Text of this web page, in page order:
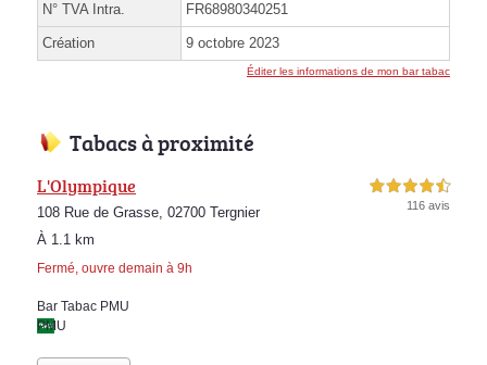
N° TVA Intra. FR68980340251
Création 9 octobre 2023
Éditer les informations de mon bar tabac
Tabacs à proximité
L'Olympique
108 Rue de Grasse, 02700 Tergnier
À 1.1 km
Fermé, ouvre demain à 9h
4,5 étoiles sur 5
116 avis
Bar Tabac PMU
PMU